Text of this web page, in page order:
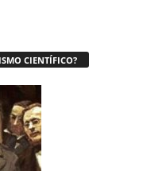
CIENTÍFICO?